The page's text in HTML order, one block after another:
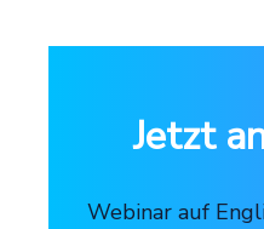
Jetzt
Webinar auf